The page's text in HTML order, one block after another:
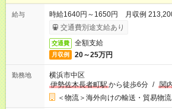
給与
時給1640円～1650円 月収例
交通費別途支給あり
交通費 全額支給
月収例 20～25万円
勤務地
横浜市中区
伊勢佐木長者町駅から徒歩6分 / 関
＜物流＞海外向けの輸送・貿易物流